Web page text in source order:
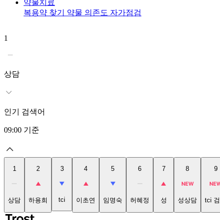
약물치료
복용약 찾기 약물 의존도 자가점검
1
상담
인기 검색어
09:00 기준
1
상담
2
하용희
3
tci
4
이초연
5
임명숙
6
허혜정
7
성
8
성상담
9
tci